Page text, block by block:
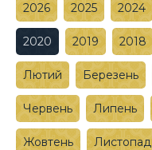
2026 2025 2024
2020 2019 2018
Лютий Березень
Червень Липень
Жовтень Листопад